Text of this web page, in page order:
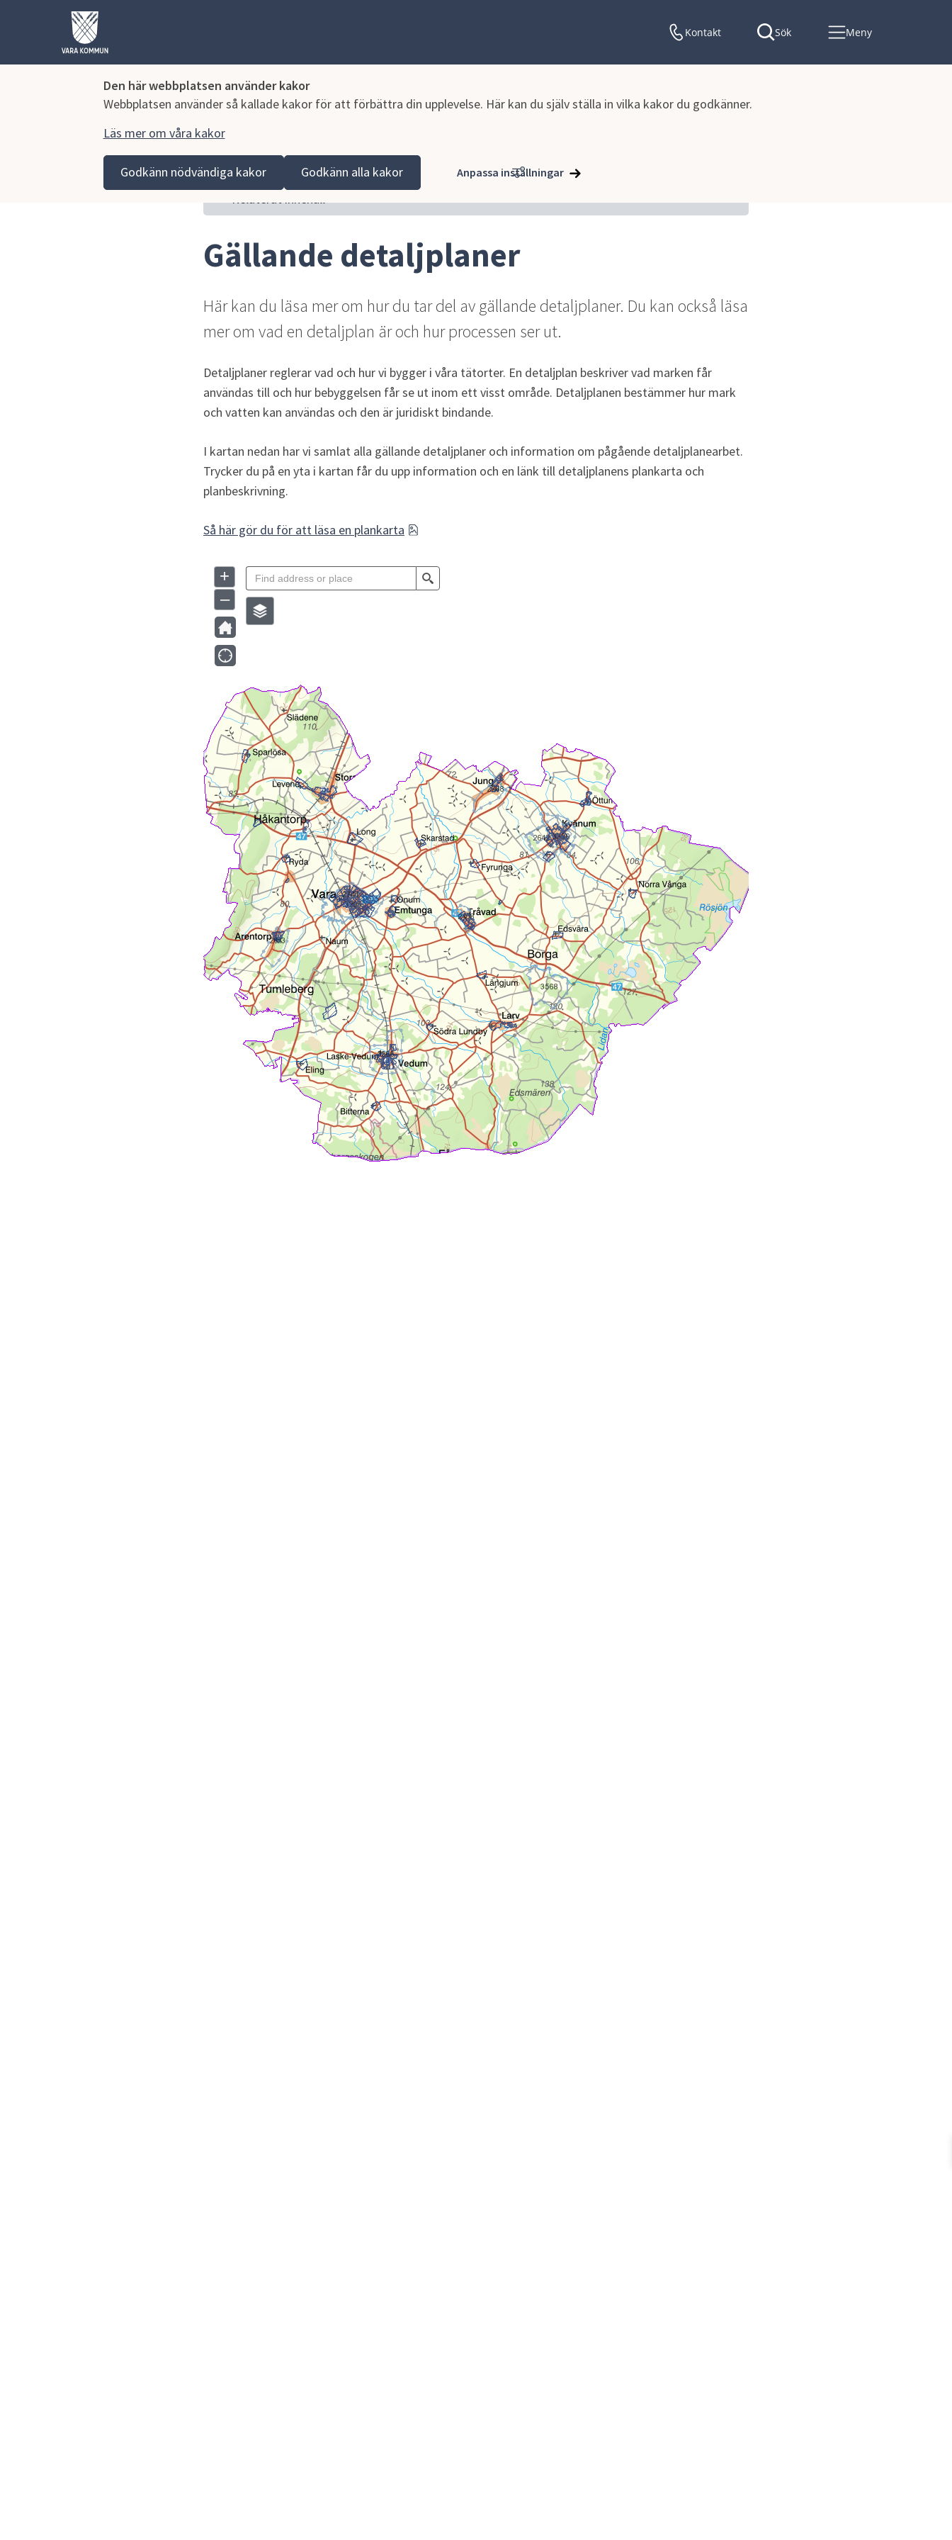
Den här webbplatsen använder kakor
Webbplatsen använder så kallade kakor för att förbättra din upplevelse. Här kan du själv ställa in vilka kakor du godkänner.
Läs mer om våra kakor
Godkänn nödvändiga kakor Godkänn alla kakor Anpassa inställningar
Kontakt Sök Meny
Vara kommun Bygga, miljö och infrastruktur Gällande detaljplaner
Relaterat innehåll
Gällande detaljplaner
Här kan du läsa mer om hur du tar del av gällande detaljplaner. Du kan också läsa
mer om vad en detaljplan är och hur processen ser ut.
Detaljplaner reglerar vad och hur vi bygger i våra tätorter. En detaljplan beskriver vad marken får
användas till och hur bebyggelsen får se ut inom ett visst område. Detaljplanen bestämmer hur mark
och vatten kan användas och den är juridiskt bindande.
I kartan nedan har vi samlat alla gällande detaljplaner och information om pågående detaljplanearbet.
Trycker du på en yta i kartan får du upp information och en länk till detaljplanens plankarta och
planbeskrivning.
Så här gör du för att läsa en plankarta